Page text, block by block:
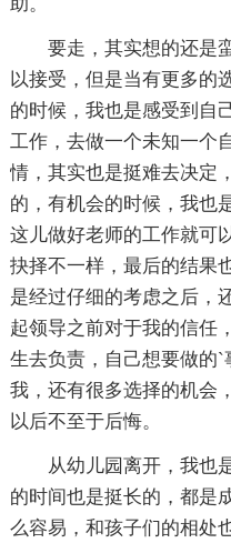
助。
要走，其实想的还是
以接受，但是当有更多的
的时候，我也是感受到自
工作，去做一个未知一个
情，其实也是挺难去决定
的，有机会的时候，我也
这儿做好老师的工作就可
抉择不一样，最后的结果
是经过仔细的考虑之后，
起领导之前对于我的信任
生去负责，自己想要做的
我，还有很多选择的机会
以后不至于后悔。
从幼儿园离开，我也
的时间也是挺长的，都是
么容易，和孩子们的相处